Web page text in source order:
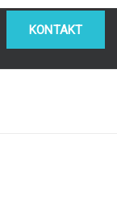
KONTAKT